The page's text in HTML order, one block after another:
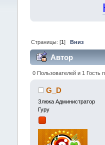
Страницы: [1] Вниз
Автор
0 Пользователей и 1 Гость
G_D
Злюка Администратор
Гуру